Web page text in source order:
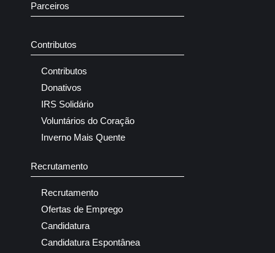
Parceiros
Contributos
Contributos
Donativos
IRS Solidário
Voluntários do Coração
Inverno Mais Quente
Recrutamento
Recrutamento
Ofertas de Emprego
Candidatura
Candidatura Espontânea